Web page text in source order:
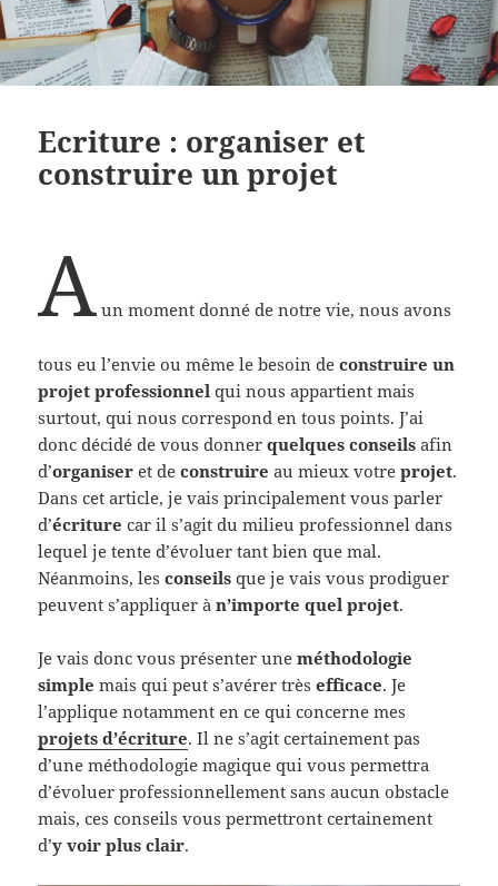
Ecriture : organiser et
construire un projet
A un moment donné de notre vie, nous avons
tous eu l’envie ou même le besoin deconstruire un
projet professionnel qui nous appartient mais
surtout, qui nous correspond en tous points. J’ai
donc décidé de vous donnerquelques conseils afin
d’organiser et deconstruire au mieux votreprojet.
Dans cet article, je vais principalement vous parler
d’écriture car il s’agit du milieu professionnel dans
lequel je tente d’évoluer tant bien que mal.
Néanmoins, lesconseils que je vais vous prodiguer
peuvent s’appliquer àn’importe quel projet.
Je vais donc vous présenter uneméthodologie
simple mais qui peut s’avérer trèsefficace. Je
l’applique notamment en ce qui concerne mes
projets d’écriture. Il ne s’agit certainement pas
d’une méthodologie magique qui vous permettra
d’évoluer professionnellement sans aucun obstacle
mais, ces conseils vous permettront certainement
d’y voir plus clair.